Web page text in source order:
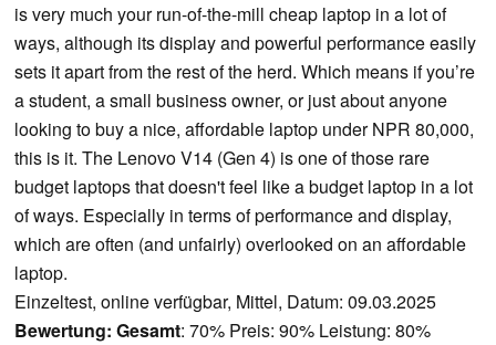
is very much your run-of-the-mill cheap laptop in a lot of
ways, although its display and powerful performance easily
sets it apart from the rest of the herd. Which means if you’re
a student, a small business owner, or just about anyone
looking to buy a nice, affordable laptop under NPR 80,000,
this is it. The Lenovo V14 (Gen 4) is one of those rare
budget laptops that doesn't feel like a budget laptop in a lot
of ways. Especially in terms of performance and display,
which are often (and unfairly) overlooked on an affordable
laptop.
Einzeltest, online verfügbar, Mittel, Datum: 09.03.2025
Bewertung: Gesamt: 70% Preis: 90% Leistung: 80%